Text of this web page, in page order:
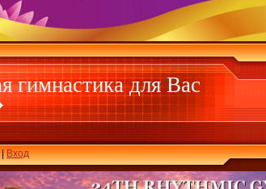
гимнастика для Вас
|Вход